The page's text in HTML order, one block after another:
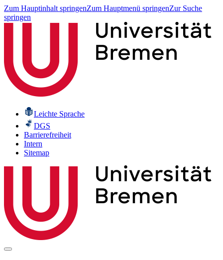
Zum Hauptinhalt springenZum Hauptmenü springenZur Suche
springen
Leichte Sprache
DGS
Barrierefreiheit
Intern
Sitemap